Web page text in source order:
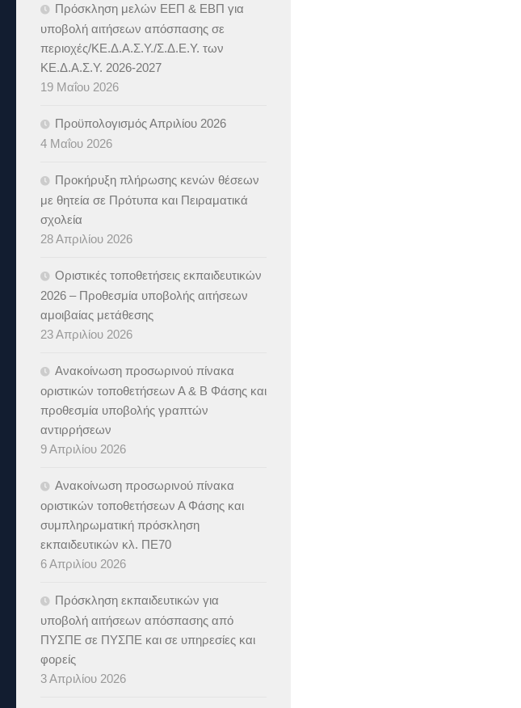
Πρόσκληση μελών ΕΕΠ & ΕΒΠ για
υποβολή αιτήσεων απόσπασης σε
περιοχές/ΚΕ.Δ.Α.Σ.Υ./Σ.Δ.Ε.Υ. των
ΚΕ.Δ.Α.Σ.Υ. 2026-2027
19 Μαΐου 2026
Προϋπολογισμός Απριλίου 2026
4 Μαΐου 2026
Προκήρυξη πλήρωσης κενών θέσεων
με θητεία σε Πρότυπα και Πειραματικά
σχολεία
28 Απριλίου 2026
Οριστικές τοποθετήσεις εκπαιδευτικών
2026 – Προθεσμία υποβολής αιτήσεων
αμοιβαίας μετάθεσης
23 Απριλίου 2026
Ανακοίνωση προσωρινού πίνακα
οριστικών τοποθετήσεων Α & B Φάσης και
προθεσμία υποβολής γραπτών
αντιρρήσεων
9 Απριλίου 2026
Ανακοίνωση προσωρινού πίνακα
οριστικών τοποθετήσεων Α Φάσης και
συμπληρωματική πρόσκληση
εκπαιδευτικών κλ. ΠΕ70
6 Απριλίου 2026
Πρόσκληση εκπαιδευτικών για
υποβολή αιτήσεων απόσπασης από
ΠΥΣΠΕ σε ΠΥΣΠΕ και σε υπηρεσίες και
φορείς
3 Απριλίου 2026